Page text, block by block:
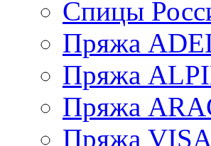
Спицы
Пряжа
Пряжа
Пряжа
Пряжа